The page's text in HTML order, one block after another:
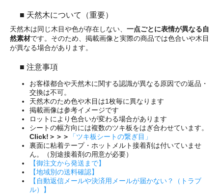
■ 天然木について（重要）
天然木は同じ木目や色が存在しない、 一点ごとに表情が異なる自
然素材です。そのため、掲載画像と実際の商品では色合いや木目
が異なる場合があります。
■ 注意事項
お客様都合や天然木に関する認識が異なる原因での返品・
交換は不可。
天然木のため色や木目は1枚毎に異なります
掲載画像は参考イメージです
ロットにより色合いが変わる場合があります
シートの幅方向には複数のツキ板をはぎ合わせています。
Click!＞＞＞
「ツキ板シートの繋ぎ目」
裏面に粘着テープ・ホットメルト接着剤は付いていませ
ん。（別途接着剤の用意が必要）
【御注文から発送まで】
【地域別の送料確認】
【自動返信メールや決済用メールが届かない？（トラブ
ル）】